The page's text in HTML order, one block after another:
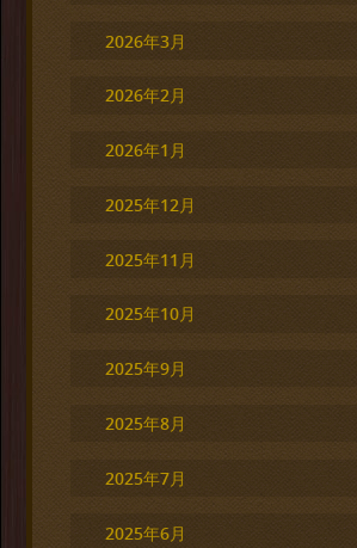
2026年3月
2026年2月
2026年1月
2025年12月
2025年11月
2025年10月
2025年9月
2025年8月
2025年7月
2025年6月